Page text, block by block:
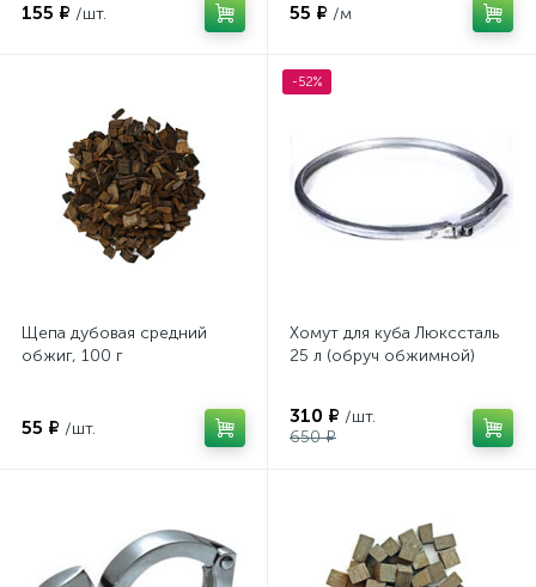
155 ₽ /шт. 55 ₽ /м
Щепа дубовая средний
обжиг, 100 г
55 ₽ /шт.
-52%
Хомут для куба Люкссталь
25 л (обруч обжимной)
310 ₽ /шт.
650 ₽